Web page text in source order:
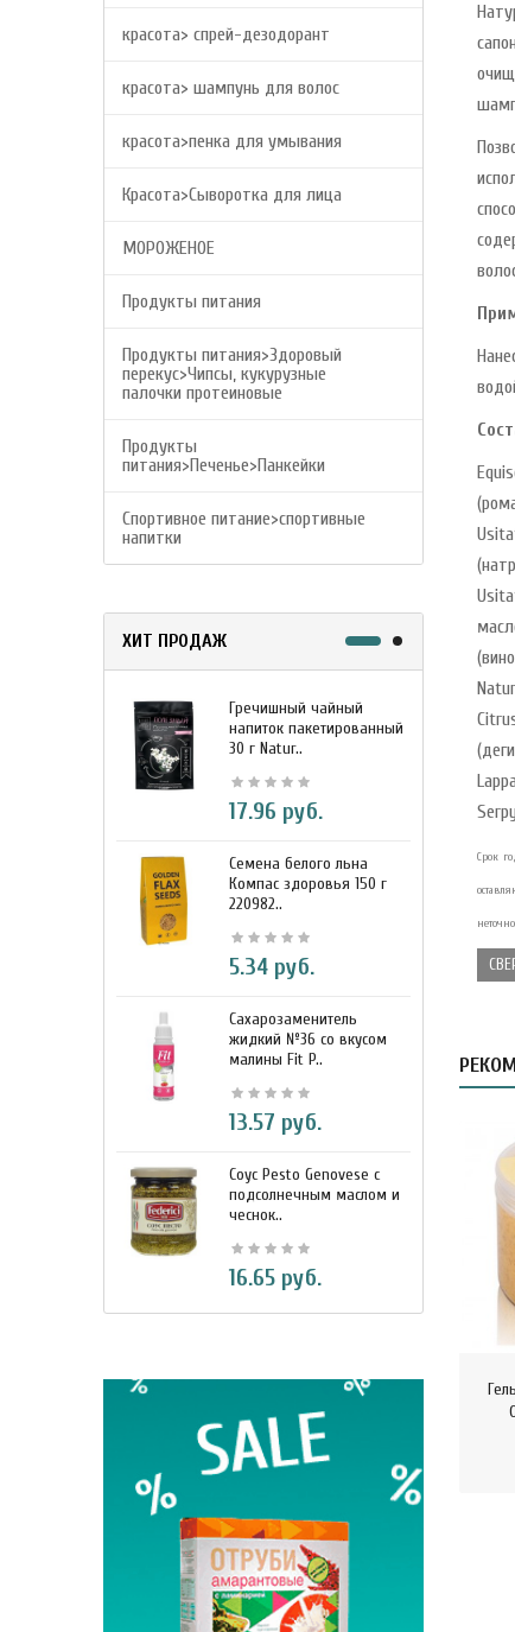
красота> спрей-дезодорант
красота> шампунь для волос
красота>пенка для умывания
Красота>Сыворотка для лица
МОРОЖЕНОЕ
Продукты питания
Продукты питания>Здоровый
перекус>Чипсы, кукурузные
палочки протеиновые
Продукты
питания>Печенье>Панкейки
Спортивное питание>спортивные
напитки
ХИТ ПРОДАЖ
Гречишный чайный
напиток пакетированный
30 г Natur..
17.96 руб.
Семена белого льна
Компас здоровья 150 г
220982..
5.34 руб.
Сахарозаменитель
жидкий №36 со вкусом
малины Fit P..
13.57 руб.
Соус Pesto Genovese c
подсолнечным маслом и
чеснок..
16.65 руб.
Срок